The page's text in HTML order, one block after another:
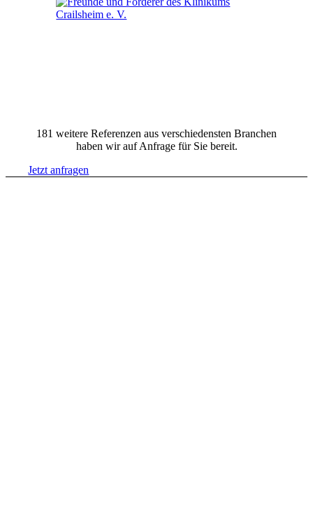
181 weitere Referenzen aus verschiedensten Branchen
haben wir auf Anfrage für Sie bereit.
Jetzt anfragen